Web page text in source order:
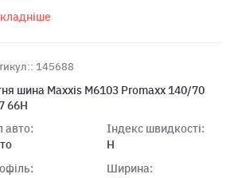
145688
шина Maxxis M6103 Promaxx 140/70
66H
авто:
Індекс швидкості:
H
Ширина: